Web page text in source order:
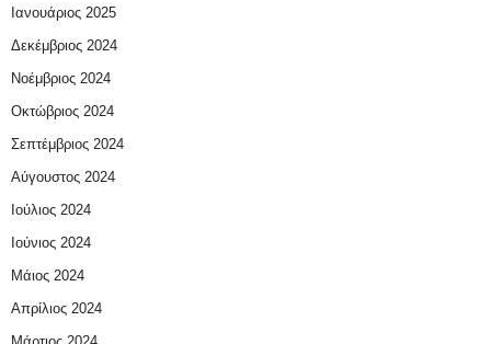
Ιανουάριος 2025
Δεκέμβριος 2024
Νοέμβριος 2024
Οκτώβριος 2024
Σεπτέμβριος 2024
Αύγουστος 2024
Ιούλιος 2024
Ιούνιος 2024
Μάιος 2024
Απρίλιος 2024